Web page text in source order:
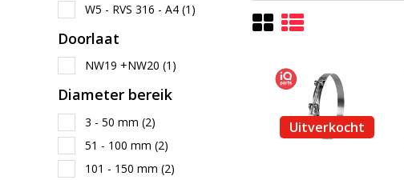
W5 - RVS 316 - A4 (1)
Doorlaat
NW19 +NW20 (1)
Diameter bereik
3 - 50 mm (2)
51 - 100 mm (2)
101 - 150 mm (2)
Uitverkocht